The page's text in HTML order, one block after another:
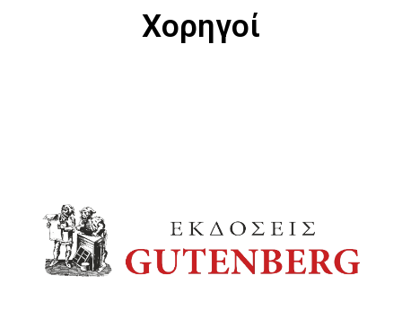
Χορηγοί